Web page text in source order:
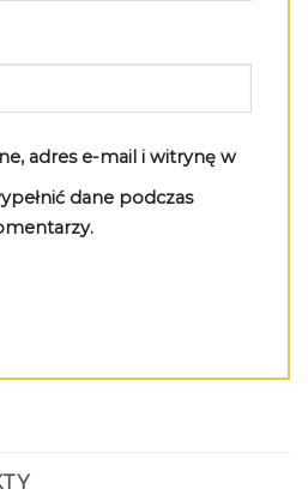
adres e-mail i witrynę w
dane podczas